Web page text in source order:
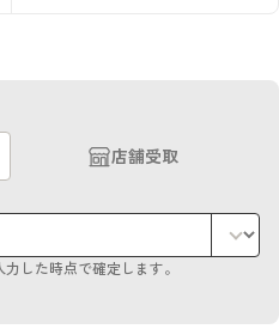
店舗受取
した時点で確定します。